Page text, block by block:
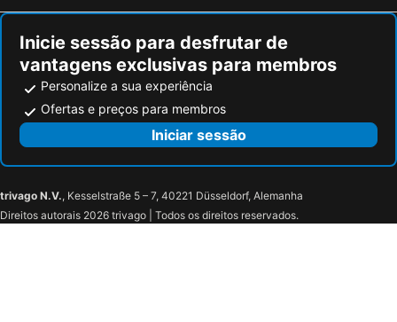
Inicie sessão para desfrutar de
vantagens exclusivas para membros
Personalize a sua experiência
Ofertas e preços para membros
Iniciar sessão
trivago N.V., Kesselstraße 5 – 7, 40221 Düsseldorf, Alemanha
Direitos autorais 2026 trivago | Todos os direitos reservados.